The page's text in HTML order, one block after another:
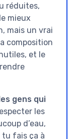
réduites,
mieux
mais un vrai
composition
et le
gens qui
les
d’eau,
tu fais ça à